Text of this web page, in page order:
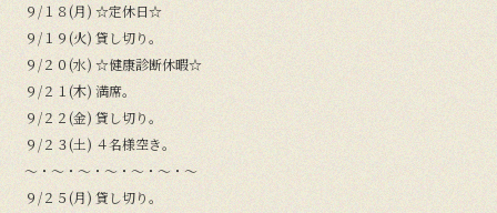
９/１８(月) ☆定休日☆
９/１９(火) 貸し切り。
９/２０(水) ☆健康診断休暇☆
９/２１(木) 満席。
９/２２(金) 貸し切り。
９/２３(土) ４名様空き。
〜・〜・〜・〜・〜・〜・〜
９/２５(月) 貸し切り。